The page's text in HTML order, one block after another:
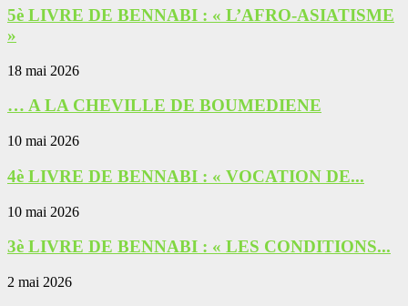
5è LIVRE DE BENNABI : « L’AFRO-ASIATISME
»
18 mai 2026
… A LA CHEVILLE DE BOUMEDIENE
10 mai 2026
4è LIVRE DE BENNABI : « VOCATION DE...
10 mai 2026
3è LIVRE DE BENNABI : « LES CONDITIONS...
2 mai 2026